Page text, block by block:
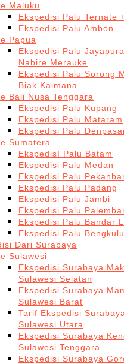
Maluku
Ekspedisi Palu Ternate
Ekspedisi Palu Ambon
Papua
Ekspedisi Palu
Nabire Merauke
Ekspedisi Palu Sorong
Biak Kaimana
Bali Nusa Tenggara
Ekspedisi Palu Kupang
Ekspedisi Palu Mataram
Ekspedisi Palu
Sumatera
EkspedisI Palu Batam
Ekspedisi Palu Medan
Ekspedisi Palu
Ekspedisi Palu Padang
Ekspedisi Palu Jambi
Ekspedisi Palu
Ekspedisi Palu Bandar
Ekspedisi Palu Bengkulu
Dari Surabaya
Sulawesi
Ekspedisi Surabaya
Sulawesi Selatan
Ekspedisi Surabaya
Sulawesi Barat
Tarif Ekspedisi
Sulawesi Utara
Ekspedisi Surabaya
Sulawesi Tenggara
Ekspedisi Surabaya